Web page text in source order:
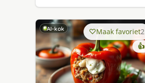
AI-kok Maak favoriet2
👍